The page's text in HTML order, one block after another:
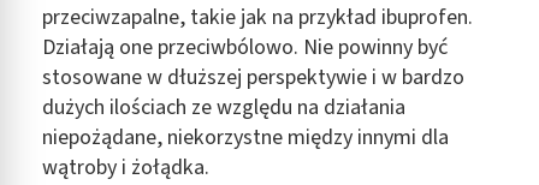
przeciwzapalne, takie jak na przykład ibuprofen.
Działają one przeciwbólowo. Nie powinny być
stosowane w dłuższej perspektywie i w bardzo
dużych ilościach ze względu na działania
niepożądane, niekorzystne między innymi dla
wątroby i żołądka.